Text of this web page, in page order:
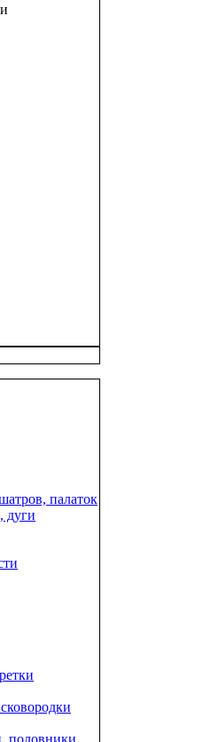
палаток
дуги
половники,